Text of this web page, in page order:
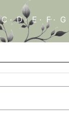
C ·D·E · F· G